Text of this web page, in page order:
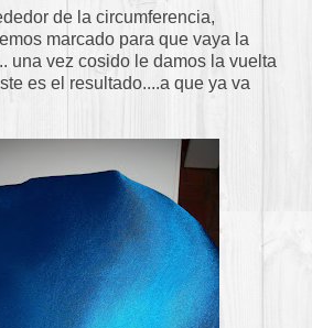
de la circumferencia,
marcado para que vaya la
una vez cosido le damos la vuelta
es el resultado....a que ya va